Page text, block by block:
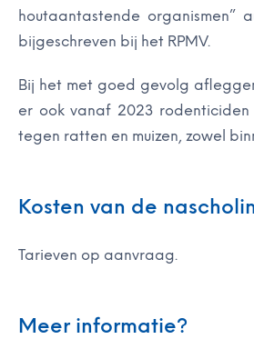
houtaantastende organismen”
bijgeschreven bij het RPMV.
Bij het met goed gevolg
er ook vanaf 2023
tegen ratten en muizen, zowel
Kosten van de
Tarieven op aanvraag.
Meer informatie?